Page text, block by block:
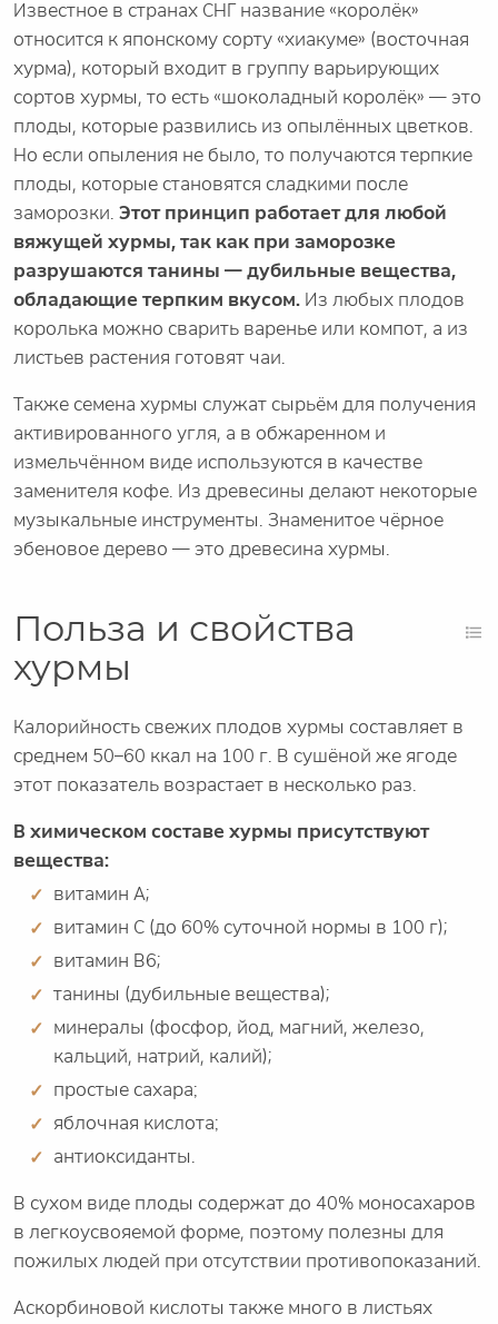
Известное в странах СНГ название «королёк»
относится к японскому сорту «хиакуме» (восточная
хурма), который входит в группу варьирующих
сортов хурмы, то есть «шоколадный королёк» — это
плоды, которые развились из опылённых цветков.
Но если опыления не было, то получаются терпкие
плоды, которые становятся сладкими после
заморозки. Этот принцип работает для любой
вяжущей хурмы, так как при заморозке
разрушаются танины — дубильные вещества,
обладающие терпким вкусом. Из любых плодов
королька можно сварить варенье или компот, а из
листьев растения готовят чаи.
Также семена хурмы служат сырьём для получения
активированного угля, а в обжаренном и
измельчённом виде используются в качестве
заменителя кофе. Из древесины делают некоторые
музыкальные инструменты. Знаменитое чёрное
эбеновое дерево — это древесина хурмы.
Польза и свойства
хурмы
Калорийность свежих плодов хурмы составляет в
среднем 50–60 ккал на 100 г. В сушёной же ягоде
этот показатель возрастает в несколько раз.
В химическом составе хурмы присутствуют
вещества:
витамин А;
витамин С (до 60% суточной нормы в 100 г);
витамин В6;
танины (дубильные вещества);
минералы (фосфор, йод, магний, железо,
кальций, натрий, калий);
простые сахара;
яблочная кислота;
антиоксиданты.
В сухом виде плоды содержат до 40% моносахаров
в легкоусвояемой форме, поэтому полезны для
пожилых людей при отсутствии противопоказаний.
Аскорбиновой кислоты также много в листьях